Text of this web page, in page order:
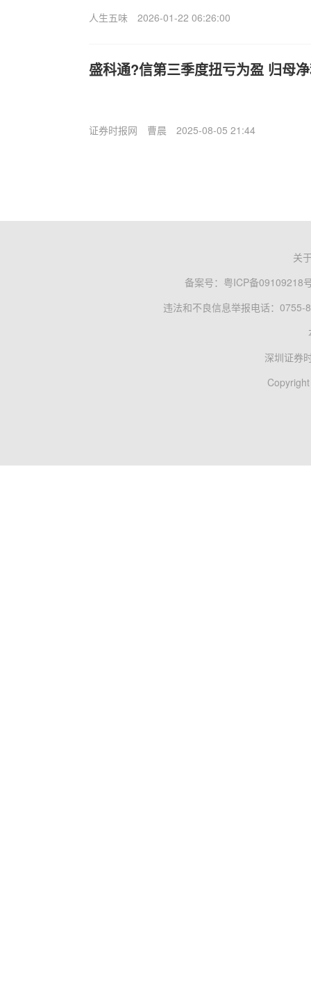
人生五味 2026-01-22 06:26:00
盛科通?信第三季度扭亏为盈 归母
证券时报网 曹晨 2025-08-05 21:44
关
备案号： 粤ICP备09109218
违法和不良信息举报电话：0755-
深圳证券